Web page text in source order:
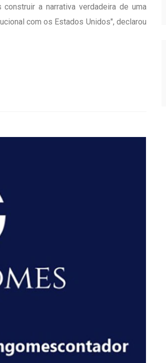
a narrativa verdadeira de uma
com os Estados Unidos", declarou